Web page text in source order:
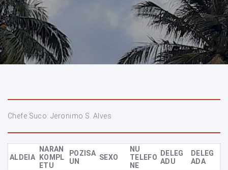
Chefe Suco: Jeronimo S. Alves
ALDEIA
NARAN
KOMPL
ETU
POZISA
UN
SEXO
NU
TELEFO
NE
DELEG
ADU
DELEG
ADA